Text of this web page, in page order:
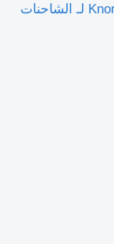
صمام الهواء Knorr-Bremse K038400 K038408 لـ الشاحنات